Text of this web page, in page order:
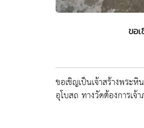
ขอ
ขอเชิญเป็นเจ้าสร้างพระ
อุโบสถ ทางวัดต้องการเ